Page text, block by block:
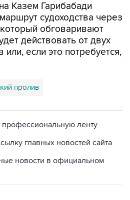
Казем Гарибабади
судоходства через
обговаривают
действовать от двух
если это потребуется,
пролив
профессиональную ленту
главных новостей сайта
новости в официальном